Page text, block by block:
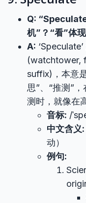
Q:
机”？“看”体
A:
(watchtower,
suffix)，本意
思”、“推测”
测时，就像在
音标: /
中文含义:
动）
例句: